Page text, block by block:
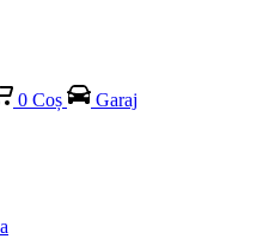
0 Coș
Garaj